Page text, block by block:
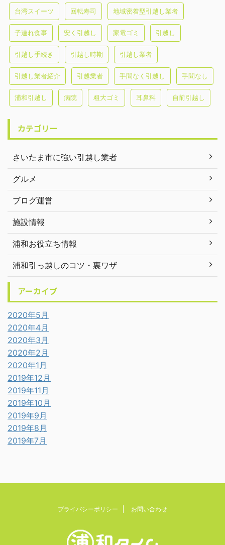
台湾スイーツ 回転寿司 地域密着型引越し業者
子連れ食事 安く引越し 家電ゴミ 引越し
引越し手続き 引越し時期 引越し業者
引越し業者紹介 引越業者 手間なく引越し 手間なし
浦和引越し 病院 粗大ゴミ 耳鼻科 自前引越し
カテゴリー
さいたま市に強い引越し業者
グルメ
ブログ運営
施設情報
浦和お役立ち情報
浦和引っ越しのコツ・裏ワザ
アーカイブ
2020年5月
2020年4月
2020年3月
2020年2月
2020年1月
2019年12月
2019年11月
2019年10月
2019年9月
2019年8月
2019年7月
プライバシーポリシー お問い合わせ